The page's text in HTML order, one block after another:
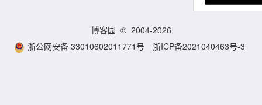
博客园 © 2004-2026
浙公网安备 33010602011771号
浙ICP备2021040463号-3